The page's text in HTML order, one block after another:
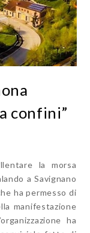
confini”
la morsa
a Savignano
ha permesso di
manifestazione
ha